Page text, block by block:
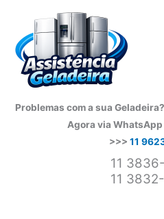
conteúdo
Problemas com a sua
Agora via WhatsApp
>>> 11
11
11